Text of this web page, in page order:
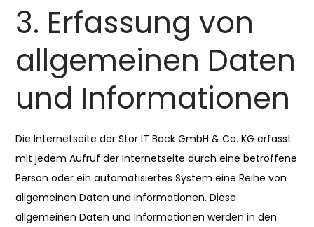
3. Erfassung von
allgemeinen Daten
und Informationen
Die Internetseite der Stor IT Back GmbH & Co. KG erfasst
mit jedem Aufruf der Internetseite durch eine betroffene
Person oder ein automatisiertes System eine Reihe von
allgemeinen Daten und Informationen. Diese
allgemeinen Daten und Informationen werden in den